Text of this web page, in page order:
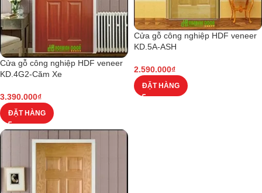
Cửa gỗ công nghiệp HDF veneer
KD.4G2-Căm Xe
3.390.000₫
ĐẶT HÀNG
Cửa gỗ công nghiệp HDF veneer
KD.5A-ASH
2.590.000₫
ĐẶT HÀNG